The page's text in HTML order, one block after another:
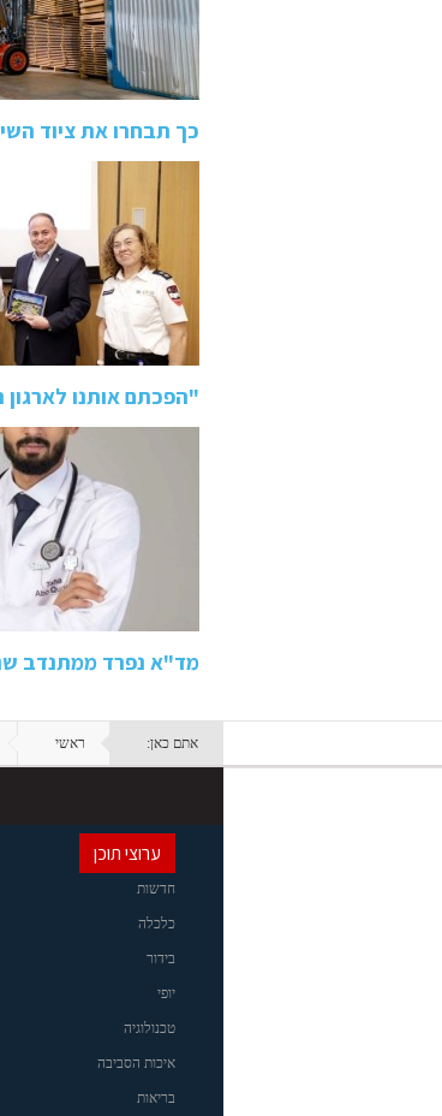
כך תבחרו את ציוד
"הפכתם אותנו
מד"א נפרד ממתנדב שנהרג
אתם כאן: ראשי
ערוצי תוכן
חדשות
כלכלה
בידור
יופי
טכנולוגיה
איכות הסביבה
בריאות